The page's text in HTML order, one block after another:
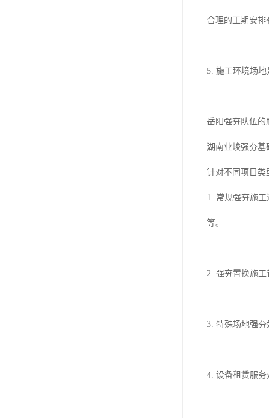
合理的工期安排
5. 施工环境场地
岳阳强夯队伍的
湖南业峻强夯基
针对不同项目类
1. 常规强夯施
等。
2. 强夯置换施工
3. 特殊场地强夯
4. 设备租赁服务